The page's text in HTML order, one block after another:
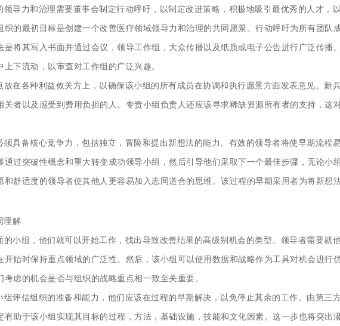
领导力和治理需要董事会制定行动呼吁，以制定改进策略，积极地吸引最优秀的人才，
织的最初目标是创建一个改善医疗领域领导力和治理的共同愿景。行动呼吁为所有团队
是将其写入书面并通过会议，领导工作组，大众传播以及纸质或电子公告进行广泛传播
下流动，以审查对工作组的广泛兴趣。
放在各种利益攸关方上，以确保该小组的所有成员在协调和执行愿景方面发表意见。新
关者以及感受到费用负担的人。专责小组负责人还应该寻求稀缺资源所有者的支持，这
具备核心竞争力，包括独立，冒险和提出新想法的能力。有效的领导者将使早期流程易
通过突破性概念和重大转变成功领导小组，然后引导他们采取下一个最佳步骤，无论小
和舒适度的领导者使其他人更容易加入志同道合的思维。该过程的早期采用者为将新想
理解
的小组，他们就可以开始工作，找出导致改善结果的高级别机会的类型。领导者需要就
开始时保持重点领域的广泛性。然后，该小组可以使用数据和战略作为工具对机会进行优
虑的机会是否与组织的战略重点相一致至关重要。
组评估组织的准备和能力，他们应该在过程的早期解决，以免停止其余的工作。由第三
有助于该小组实现其目标的过程，方法，基础设施，技能和文化因素。这一步也将突出